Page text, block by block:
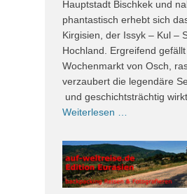
Hauptstadt Bischkek und
phantastisch erhebt sich
Kirgisien, der Issyk – Kul –
Hochland. Ergreifend
Wochenmarkt von Osch,
verzaubert die legendäre
und geschichtsträchtig wirkt
Weiterlesen …